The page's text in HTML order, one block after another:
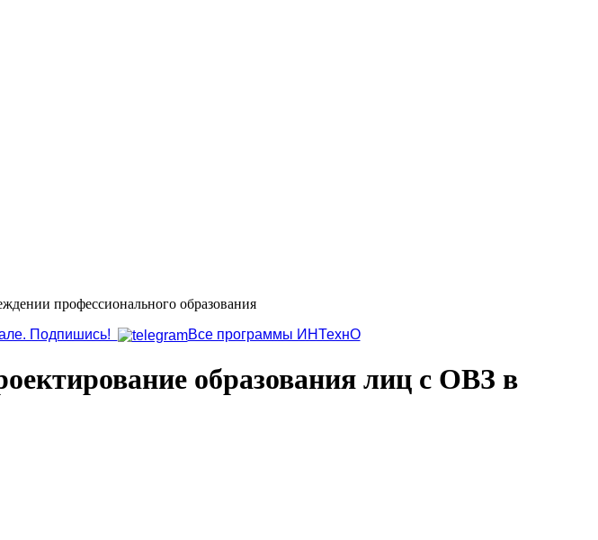
профессионального образования
Подпишись!
Все программы ИНТехнО
образования лиц с ОВЗ в